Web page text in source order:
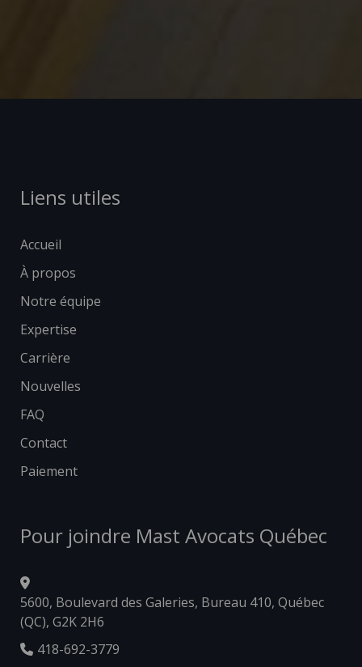
Liens utiles
Accueil
À propos
Notre équipe
Expertise
Carrière
Nouvelles
FAQ
Contact
Paiement
Pour joindre Mast Avocats Québec
5600, Boulevard des Galeries, Bureau 410, Québec
(QC), G2K 2H6
418-692-3779